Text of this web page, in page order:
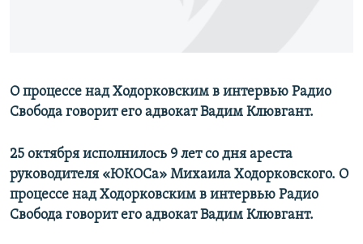
О процессе над Ходорковским в интервью Радио
Свобода говорит его адвокат Вадим Клювгант.
25 октября исполнилось 9 лет со дня ареста
руководителя «ЮКОСа» Михаила Ходорковского. О
процессе над Ходорковским в интервью Радио
Свобода говорит его адвокат Вадим Клювгант.